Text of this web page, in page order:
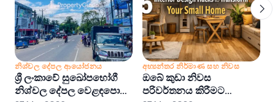
නිශ්චල දේපල ආයෝජනය
ශ්‍රී ලංකාවේ සුඛෝපභෝගී
නිශ්චල දේපල වෙළඳපොළ
අභ්‍යන්තර නිර්මාණ සහ නිවස
ඔබේ කුඩා නිවස
පරිවර්තනය කිරීමට